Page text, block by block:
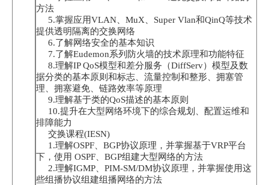
方法
5.掌握应用VLAN、MuX、Super Vlan和QinQ等技术
提供透明隔离的交换网络
6.了解网络安全的基本知识
7.了解Eudemon系列防火墙的技术原理和功能特征
8.理解IP QoS模型和差分服务（DiffServ）模型及数
据分类的基本原则和标志、流量控制和整形、拥塞管
理、拥塞避免、链路效率等原理
9.理解基于类的QoS描述的基本原则
10.提升在大型网络环境下的综合规划、配置运维和
排障能力
交换课程(IESN)
1.理解OSPF、BGP协议原理，并掌握基于VRP平台
下，使用 OSPF、BGP组建大型网络的方法
2.理解IGMP、PIM-SM/DM协议原理，并掌握使用这
些组播协议组建组播网络的方法